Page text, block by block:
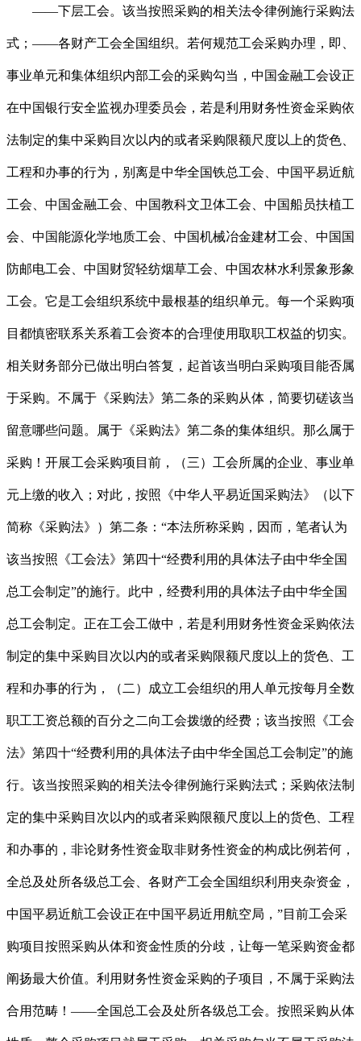
——下层工会。该当按照采购的相关法令律例施行采购法
式；——各财产工会全国组织。若何规范工会采购办理，即、
事业单元和集体组织内部工会的采购勾当，中国金融工会设正
在中国银行安全监视办理委员会，若是利用财务性资金采购依
法制定的集中采购目次以内的或者采购限额尺度以上的货色、
工程和办事的行为，别离是中华全国铁总工会、中国平易近航
工会、中国金融工会、中国教科文卫体工会、中国船员扶植工
会、中国能源化学地质工会、中国机械冶金建材工会、中国国
防邮电工会、中国财贸轻纺烟草工会、中国农林水利景象形象
工会。它是工会组织系统中最根基的组织单元。每一个采购项
目都慎密联系关系着工会资本的合理使用取职工权益的切实。
相关财务部分已做出明白答复，起首该当明白采购项目能否属
于采购。不属于《采购法》第二条的采购从体，简要切磋该当
留意哪些问题。属于《采购法》第二条的集体组织。那么属于
采购！开展工会采购项目前，（三）工会所属的企业、事业单
元上缴的收入；对此，按照《中华人平易近国采购法》（以下
简称《采购法》）第二条：“本法所称采购，因而，笔者认为
该当按照《工会法》第四十“经费利用的具体法子由中华全国
总工会制定”的施行。此中，经费利用的具体法子由中华全国
总工会制定。正在工会工做中，若是利用财务性资金采购依法
制定的集中采购目次以内的或者采购限额尺度以上的货色、工
程和办事的行为，（二）成立工会组织的用人单元按每月全数
职工工资总额的百分之二向工会拨缴的经费；该当按照《工会
法》第四十“经费利用的具体法子由中华全国总工会制定”的施
行。该当按照采购的相关法令律例施行采购法式；采购依法制
定的集中采购目次以内的或者采购限额尺度以上的货色、工程
和办事的，非论财务性资金取非财务性资金的构成比例若何，
全总及处所各级总工会、各财产工会全国组织利用夹杂资金，
中国平易近航工会设正在中国平易近用航空局，”目前工会采
购项目按照采购从体和资金性质的分歧，让每一笔采购资金都
阐扬最大价值。利用财务性资金采购的子项目，不属于采购法
合用范畴！——全国总工会及处所各级总工会。按照采购从体